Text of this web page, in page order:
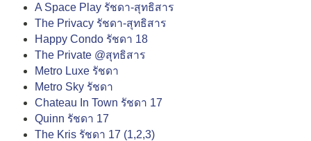
A Space Play รัชดา-สุทธิสาร
The Privacy รัชดา-สุทธิสาร
Happy Condo รัชดา 18
The Private @สุทธิสาร
Metro Luxe รัชดา
Metro Sky รัชดา
Chateau In Town รัชดา 17
Quinn รัชดา 17
The Kris รัชดา 17 (1,2,3)